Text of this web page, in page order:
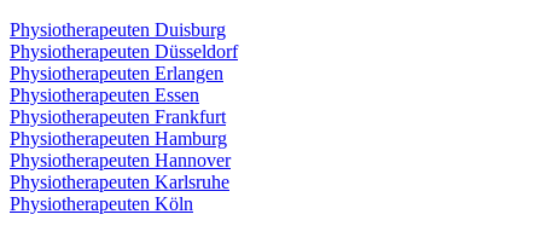
Physiotherapeuten Duisburg
Physiotherapeuten Düsseldorf
Physiotherapeuten Erlangen
Physiotherapeuten Essen
Physiotherapeuten Frankfurt
Physiotherapeuten Hamburg
Physiotherapeuten Hannover
Physiotherapeuten Karlsruhe
Physiotherapeuten Köln